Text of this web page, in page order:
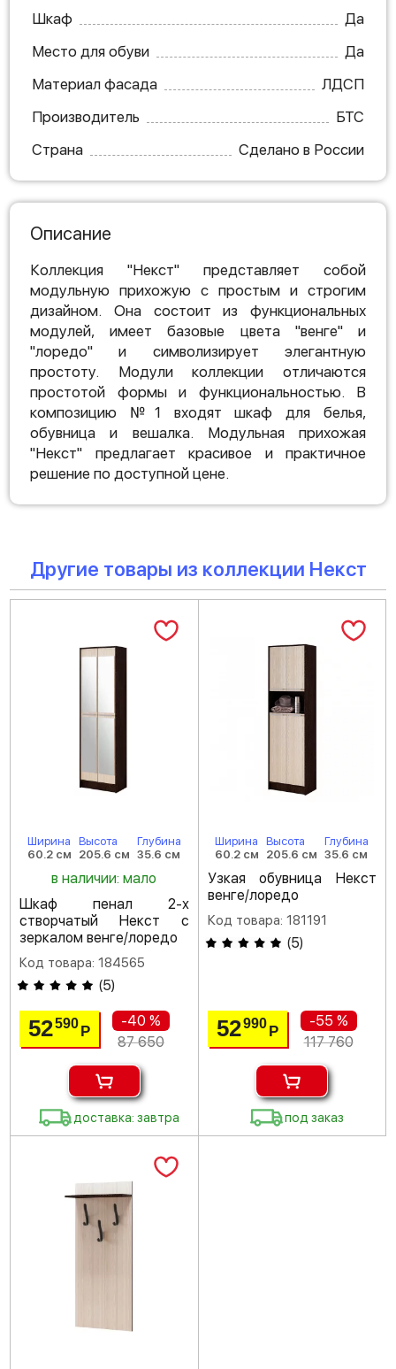
Шкаф
Да
Место для обуви
Да
Материал фасада
ЛДСП
Производитель
БТС
Страна
Сделано в России
Описание
Коллекция "Некст" представляет собой
модульную прихожую с простым и строгим
дизайном. Она состоит из функциональных
модулей, имеет базовые цвета "венге" и
"лоредо" и символизирует элегантную
простоту. Модули коллекции отличаются
простотой формы и функциональностью. В
композицию №1 входят шкаф для белья,
обувница и вешалка. Модульная прихожая
"Некст" предлагает красивое и практичное
решение по доступной цене.
Другие товары из коллекции Некст
Ширина
60.2 см
Высота
205.6 см
Глубина
35.6 см
в наличии: мало
Шкаф пенал 2-х
створчатый Некст с
зеркалом венге/лоредо
Код товара: 184565
(5)
52590Р
-40 %
87 650
доставка: завтра
Ширина
60.2 см
Высота
205.6 см
Глубина
35.6 см
Узкая обувница Некст
венге/лоредо
Код товара: 181191
(5)
52990 Р
-55 %
117 760
под заказ